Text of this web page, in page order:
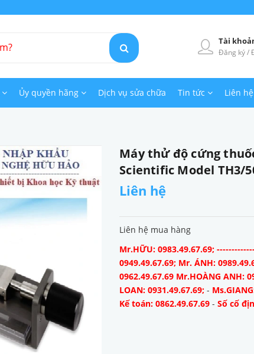
Tài
Đăng ký/
Ủy quyền hãng Dịch vụ sửa chữa Tin tức Liên hệ
Máy thử độ cứng
Scientific Model TH3/
Liên hệ
Liên hệ mua hàng
Mr.HỮU: 0983.49.67.69;
0949.49.67.69; Mr. ÁNH:
0962.49.67.69 Mr.HOÀNG ANH:
LOAN: 0931.49.67.69; -
Kế toán: 0862.49.67.69 -Số cố